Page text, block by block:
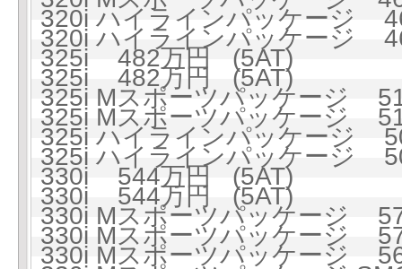
320i ハイラインパッケージ
320i ハイラインパッケージ
325i 482万円 (5AT)
325i 482万円 (5AT)
325i Mスポーツパッケージ
325i Mスポーツパッケージ
325i ハイラインパッケージ
325i ハイラインパッケージ
330i 544万円 (5AT)
330i 544万円 (5AT)
330i Mスポーツパッケージ
330i Mスポーツパッケージ
330i Mスポーツパッケージ